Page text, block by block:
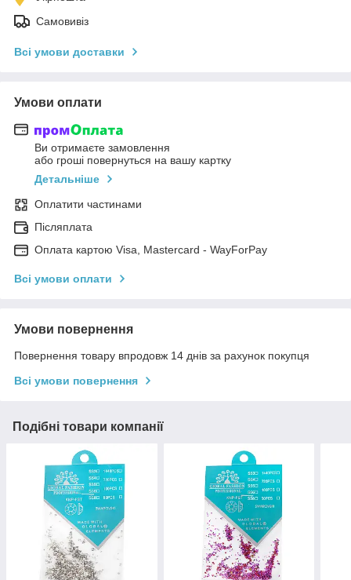
Самовивіз
Всі умови доставки
Умови оплати
Ви отримаєте замовлення
або гроші повернуться на вашу картку
Детальніше
Оплатити частинами
Післяплата
Оплата картою Visa, Mastercard - WayForPay
Всі умови оплати
Умови повернення
Повернення товару впродовж 14 днів за рахунок покупця
Всі умови повернення
Подібні товари компанії